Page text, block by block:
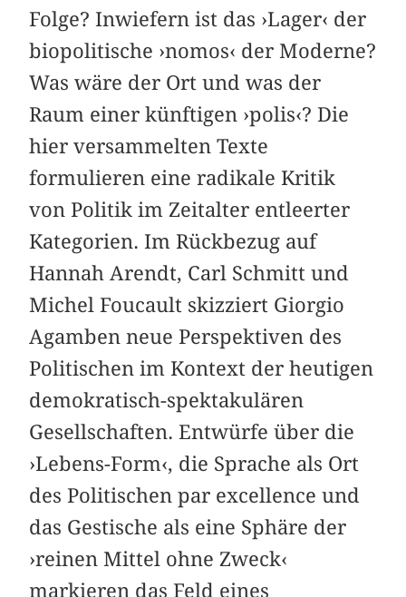
Folge? Inwiefern ist das ›Lager‹ der
biopolitische ›nomos‹ der Moderne?
Was wäre der Ort und was der
Raum einer künftigen ›polis‹? Die
hier versammelten Texte
formulieren eine radikale Kritik
von Politik im Zeitalter entleerter
Kategorien. Im Rückbezug auf
Hannah Arendt, Carl Schmitt und
Michel Foucault skizziert Giorgio
Agamben neue Perspektiven des
Politischen im Kontext der heutigen
demokratisch-spektakulären
Gesellschaften. Entwürfe über die
›Lebens-Form‹, die Sprache als Ort
des Politischen par excellence und
das Gestische als eine Sphäre der
›reinen Mittel ohne Zweck‹
markieren das Feld eines